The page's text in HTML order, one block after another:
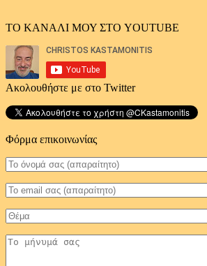
ΤΟ ΚΑΝΑΛΙ ΜΟΥ ΣΤΟ YOUTUBE
Ακολουθήστε με στο Twitter
Φόρμα επικοινωνίας